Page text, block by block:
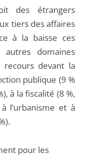
des étrangers
tiers des affaires
à la baisse ces
domaines
devant la
publique (9 %
à la fiscalité (8 %,
l’urbanisme et à
pour les